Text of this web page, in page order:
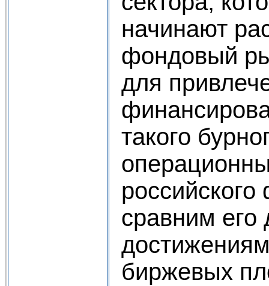
начинают
фондовый
для
такого
сравним его
биржевых